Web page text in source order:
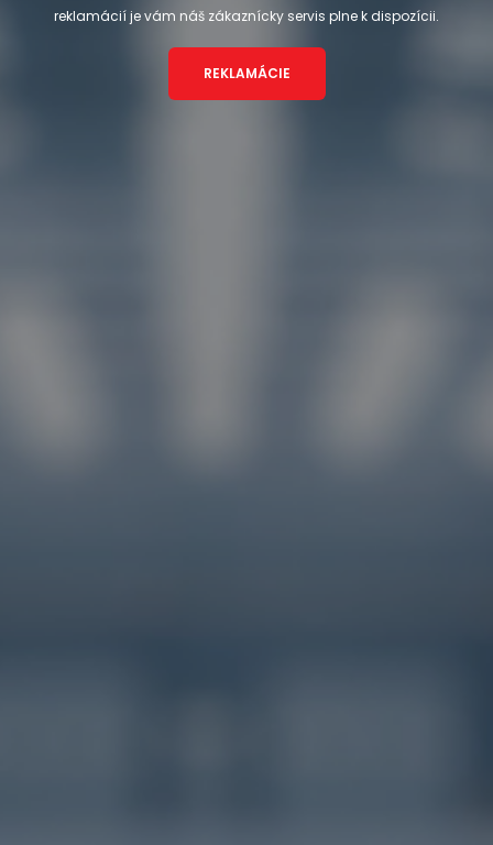
reklamácií je vám náš zákaznícky servis plne k dispozícii.
REKLAMÁCIE